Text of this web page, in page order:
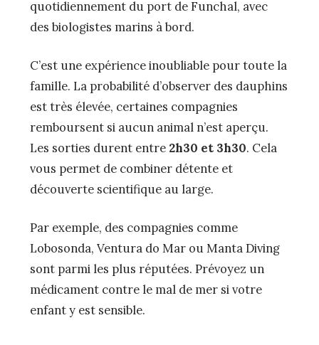
quotidiennement du port de Funchal, avec
des biologistes marins à bord.
C’est une expérience inoubliable pour toute la
famille. La probabilité d’observer des dauphins
est très élevée, certaines compagnies
remboursent si aucun animal n’est aperçu.
Les sorties durent entre 2h30 et 3h30. Cela
vous permet de combiner détente et
découverte scientifique au large.
Par exemple, des compagnies comme
Lobosonda, Ventura do Mar ou Manta Diving
sont parmi les plus réputées. Prévoyez un
médicament contre le mal de mer si votre
enfant y est sensible.